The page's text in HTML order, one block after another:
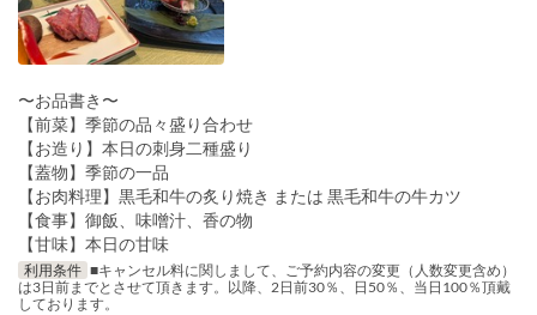
〜お品書き〜
【前菜】季節の品々盛り合わせ
【お造り】本日の刺身二種盛り
【蓋物】季節の一品
【お肉料理】黒毛和牛の炙り焼き または 黒毛和牛の牛カツ
【食事】御飯、味噌汁、香の物
【甘味】本日の甘味
利用条件 ■キャンセル料に関しまして、ご予約内容の変更（人数変更含め）
は3日前までとさせて頂きます。以降、2日前30％、日50％、当日100％頂戴
しております。